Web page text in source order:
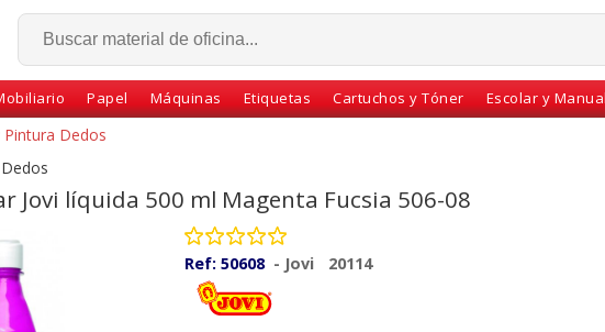
Papel Máquinas Etiquetas Cartuchos y Tóner Escolar y
Dedos
Jovi líquida 500 ml Magenta Fucsia 506-08
Ref: 50608 - Jovi 20114